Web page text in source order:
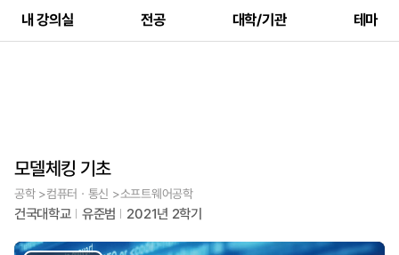
내 강의실 전공 대학/기관 테마
모델체킹 기초
공학 >컴퓨터ㆍ통신 >소프트웨어공학
건국대학교 유준범 2021년 2학기